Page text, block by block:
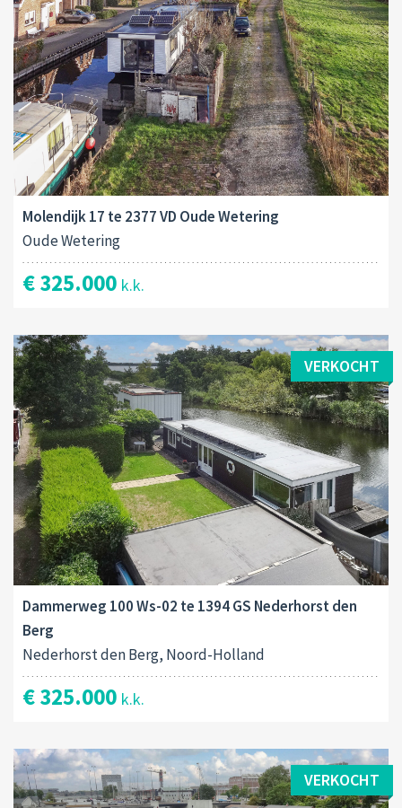
Molendijk 17 te 2377 VD Oude Wetering
Oude Wetering
€ 325.000 k.k.
VERKOCHT
Dammerweg 100 Ws-02 te 1394 GS Nederhorst den
Berg
Nederhorst den Berg, Noord-Holland
€ 325.000 k.k.
VERKOCHT